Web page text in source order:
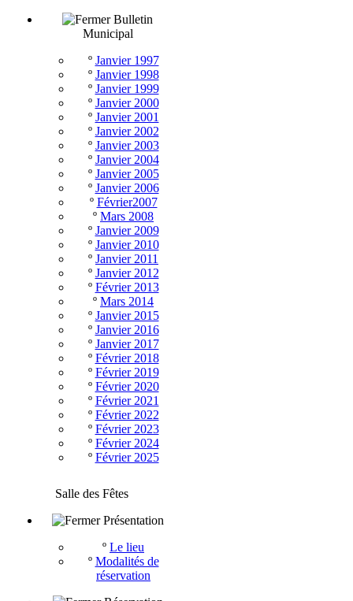
Bulletin
Municipal
º Janvier 1997
º Janvier 1998
º Janvier 1999
º Janvier 2000
º Janvier 2001
º Janvier 2002
º Janvier 2003
º Janvier 2004
º Janvier 2005
º Janvier 2006
º Février2007
º Mars 2008
º Janvier 2009
º Janvier 2010
º Janvier 2011
º Janvier 2012
º Février 2013
º Mars 2014
º Janvier 2015
º Janvier 2016
º Janvier 2017
º Février 2018
º Février 2019
º Février 2020
º Février 2021
º Février 2022
º Février 2023
º Février 2024
º Février 2025
Salle des Fêtes
Présentation
º Le lieu
º Modalités de
réservation